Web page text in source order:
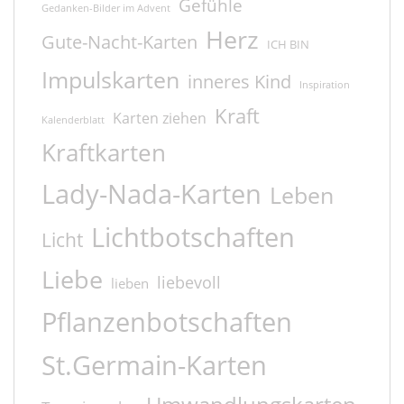
Gedanken-Bilder im Advent Gefühle
Gute-Nacht-Karten Herz ICH BIN
Impulskarten inneres Kind Inspiration
Kalenderblatt Karten ziehen Kraft
Kraftkarten
Lady-Nada-Karten Leben
Licht Lichtbotschaften
Liebe lieben liebevoll
Pflanzenbotschaften
St.Germain-Karten